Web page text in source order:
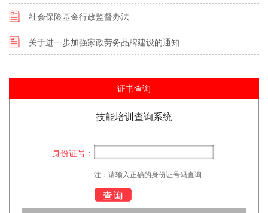
社会保险基金行政监督办法
关于进一步加强家政劳务品牌建设的通知
证书查询
技能培训查询系统
身份证号：
注：请输入正确的身份证号码查询